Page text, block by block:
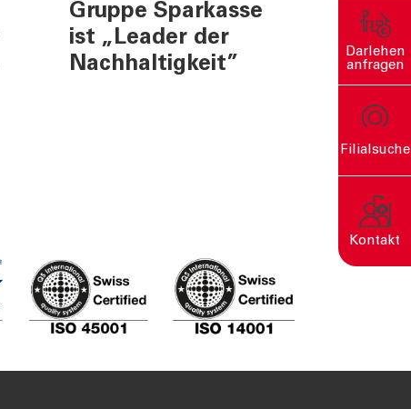
Eine nachhaltige Welt
Entscheidungen.
Darlehen
anfragen
Filialsuche
Kontakt
Gruppe Sparkasse
ist „Leader der
Nachhaltigkeit”